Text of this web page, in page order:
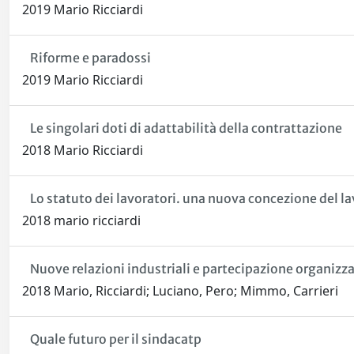
2019 Mario Ricciardi
Riforme e paradossi
2019 Mario Ricciardi
Le singolari doti di adattabilità della contrattazione
2018 Mario Ricciardi
Lo statuto dei lavoratori. una nuova concezione del
2018 mario ricciardi
Nuove relazioni industriali e partecipazione
2018 Mario, Ricciardi; Luciano, Pero; Mimmo, Carrieri
Quale futuro per il sindacatp